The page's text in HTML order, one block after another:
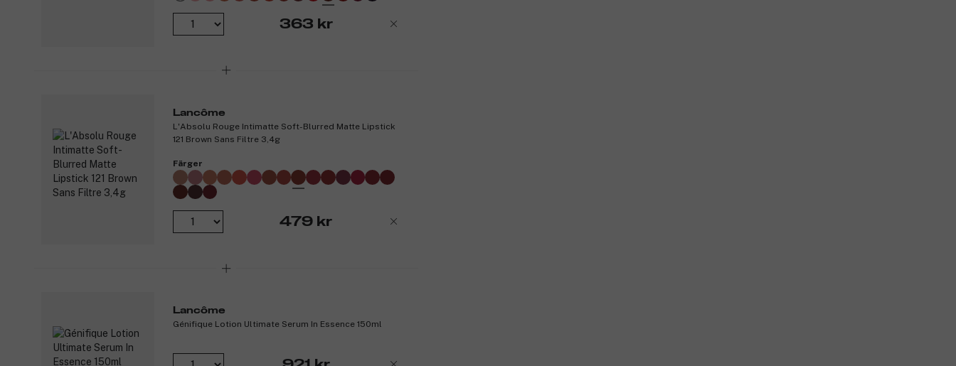
363 kr
Lancôme
L'Absolu Rouge Intimatte Soft-Blurred Matte Lipstick
121 Brown Sans Filtre 3,4g
Färger
479 kr
Lancôme
Génifique Lotion Ultimate Serum In Essence 150ml